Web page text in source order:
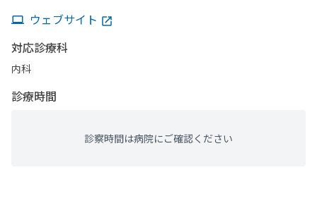
ウェブサイト
対応診療科
内科
診療時間
診察時間は病院にご確認ください